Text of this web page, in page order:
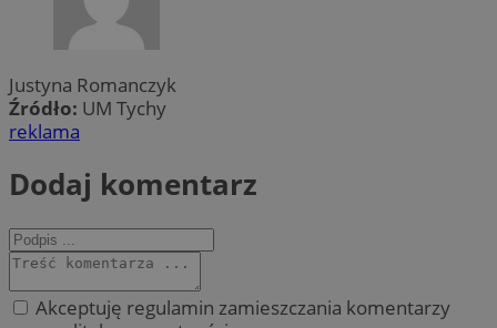
Justyna Romanczyk
Źródło: UM Tychy
reklama
Dodaj komentarz
Akceptuję regulamin zamieszczania komentarzy